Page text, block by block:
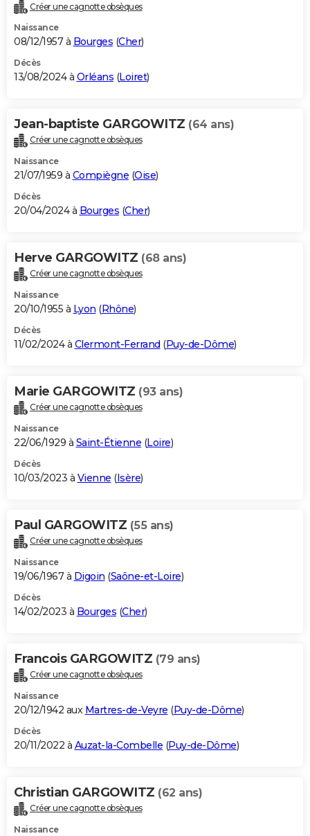
Créer une cagnotte obsèques
Naissance
08/12/1957 à Bourges (Cher)
Décès
13/08/2024 à Orléans (Loiret)
Jean-baptiste GARGOWITZ (64 ans)
Créer une cagnotte obsèques
Naissance
21/07/1959 à Compiègne (Oise)
Décès
20/04/2024 à Bourges (Cher)
Herve GARGOWITZ (68 ans)
Créer une cagnotte obsèques
Naissance
20/10/1955 à Lyon (Rhône)
Décès
11/02/2024 à Clermont-Ferrand (Puy-de-Dôme)
Marie GARGOWITZ (93 ans)
Créer une cagnotte obsèques
Naissance
22/06/1929 à Saint-Étienne (Loire)
Décès
10/03/2023 à Vienne (Isère)
Paul GARGOWITZ (55 ans)
Créer une cagnotte obsèques
Naissance
19/06/1967 à Digoin (Saône-et-Loire)
Décès
14/02/2023 à Bourges (Cher)
Francois GARGOWITZ (79 ans)
Créer une cagnotte obsèques
Naissance
20/12/1942 aux Martres-de-Veyre (Puy-de-Dôme)
Décès
20/11/2022 à Auzat-la-Combelle (Puy-de-Dôme)
Christian GARGOWITZ (62 ans)
Créer une cagnotte obsèques
Naissance